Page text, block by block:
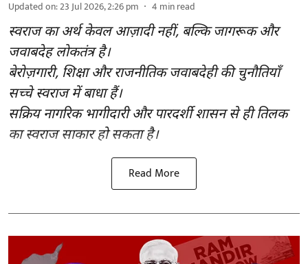
Updated on:23 Jul 2026, 2:26 pm 4 min read
स्वराज का अर्थ केवल आज़ादी नहीं, बल्कि जागरूक और
जवाबदेह लोकतंत्र है।
बेरोज़गारी, शिक्षा और राजनीतिक जवाबदेही की चुनौतियाँ
सच्चे स्वराज में बाधा हैं।
सक्रिय नागरिक भागीदारी और पारदर्शी शासन से ही तिलक
का स्वराज साकार हो सकता है।
Read More